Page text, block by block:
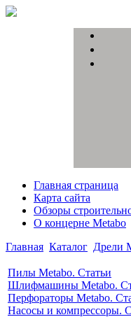
Главная страница
Карта сайта
Обзоры
О концерне Metabo
Главная Каталог Дрели
Пилы Metabo. Статьи
Шлифмашины Metabo.
Перфораторы Metabo.
Насосы и компрессоры.